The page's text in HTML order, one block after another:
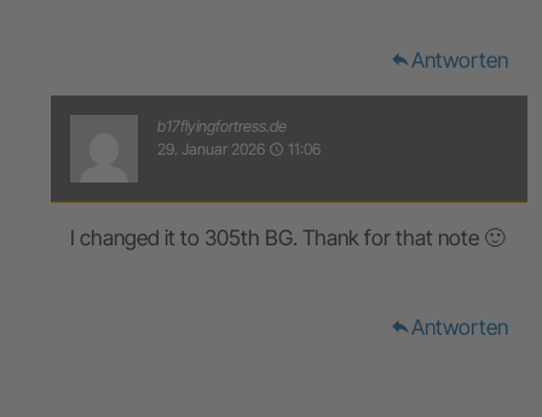
replyAntworten
b17flyingfortress.de
29. Januar 2026 access_time 11:06
I changed it to 305th BG. Thank for that note 🙂
replyAntworten